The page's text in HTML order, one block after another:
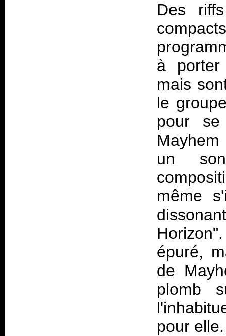
Des
à porter
mais
le
pour
un
même
épuré,
de
plomb
pour elle.